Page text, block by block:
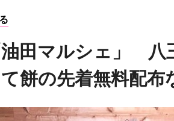
田マルシェ」 八
餅の先着無料配布